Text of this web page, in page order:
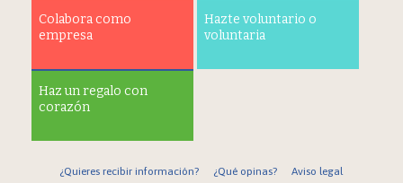
Colabora como
empresa
Hazte voluntario o
voluntaria
Haz un regalo con
corazón
¿Quieres recibir información? ¿Qué opinas? Aviso legal